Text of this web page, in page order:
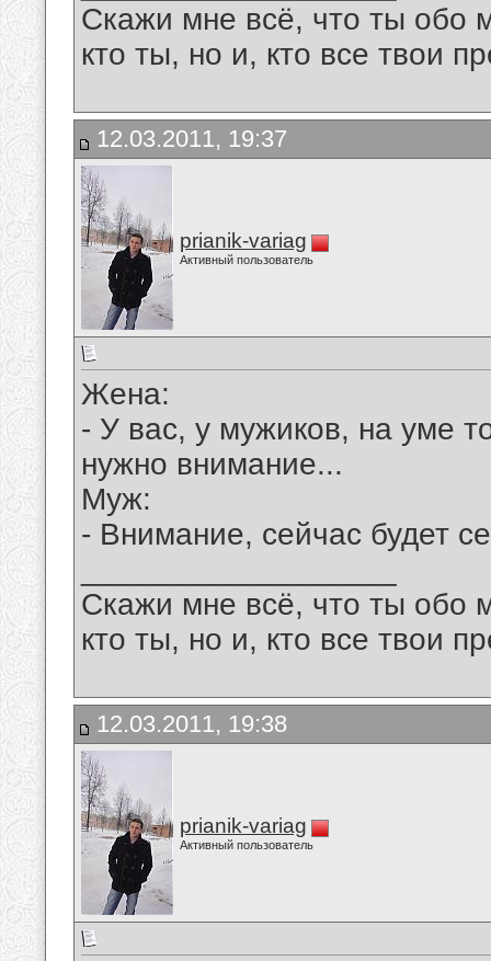
Скажи мне всё, что ты обо
кто ты, но и, кто все твои
12.03.2011, 19:37
prianik-variag
Активный пользователь
Жена:
- У вас, у мужиков, на уме
нужно внимание...
Mуж:
- Внимание, сейчас будет
Скажи мне всё, что ты обо
кто ты, но и, кто все твои
12.03.2011, 19:38
prianik-variag
Активный пользователь